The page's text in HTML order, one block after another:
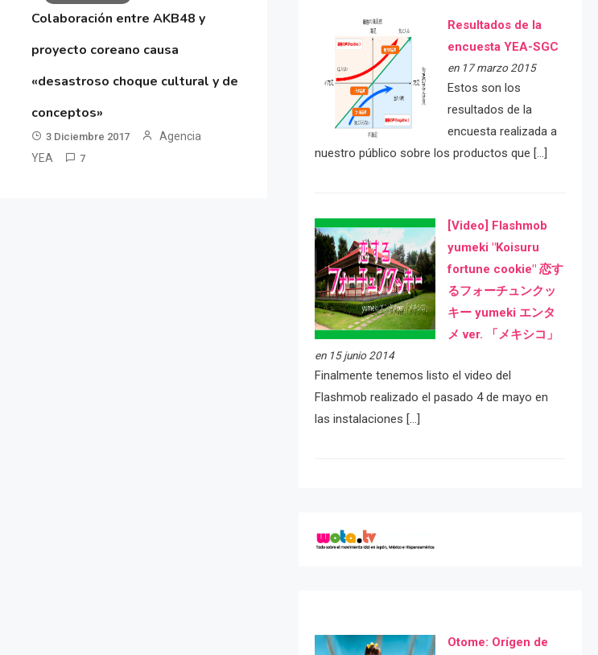
Colaboración entre AKB48 y
proyecto coreano causa
«desastroso choque cultural y de
conceptos»
3 Diciembre 2017
Agencia
YEA
7
Resultados de la
encuesta YEA-SGC
en 17 marzo 2015
Estos son los
resultados de la
encuesta realizada a
nuestro público sobre los productos que […]
[Video] Flashmob
yumeki "Koisuru
fortune cookie" 恋す
るフォーチュンクッ
キー yumeki エンタ
メ ver. 「メキシコ」
en 15 junio 2014
Finalmente tenemos listo el video del
Flashmob realizado el pasado 4 de mayo en
las instalaciones […]
Otome: Orígen de